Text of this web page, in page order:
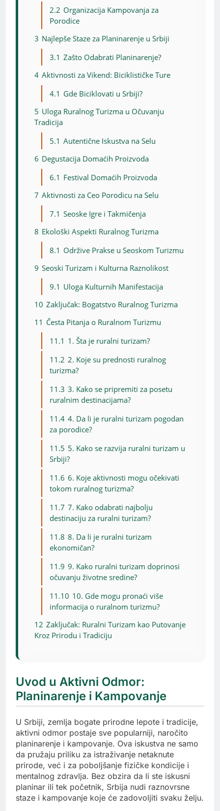
2.2 Organizacija Kampovanja za
Porodice
3 Najlepše Staze za Planinarenje u Srbiji
3.1 Zašto Odabrati Planinarenje?
4 Aktivnosti za Vikend: Biciklističke Ture
4.1 Gde Biciklovati u Srbiji?
5 Uloga Ruralnog Turizma u Očuvanju
Tradicija
5.1 Autentične Iskustva na Selu
6 Degustacija Domaćih Proizvoda
6.1 Festival Domaćih Proizvoda
7 Aktivnosti za Ceo Porodicu na Selu
7.1 Seoske Igre i Takmičenja
8 Ekološki Aspekti Ruralnog Turizma
8.1 Održive Prakse u Seoskom Turizmu
9 Seoski Turizam i Kulturna Raznolikost
9.1 Uloga Kulturnih Manifestacija
10 Zaključak: Bogatstvo Ruralnog Turizma
11 Česta Pitanja o Ruralnom Turizmu
11.1 1. Šta je ruralni turizam?
11.2 2. Koje su prednosti ruralnog
turizma?
11.3 3. Kako se pripremiti za posetu
ruralnim destinacijama?
11.4 4. Da li je ruralni turizam pogodan
za porodice?
11.5 5. Kako se razvija ruralni turizam u
Srbiji?
11.6 6. Koje aktivnosti mogu očekivati
tokom ruralnog turizma?
11.7 7. Kako odabrati najbolju
destinaciju za ruralni turizam?
11.8 8. Da li je ruralni turizam
ekonomičan?
11.9 9. Kako ruralni turizam doprinosi
očuvanju životne sredine?
11.10 10. Gde mogu pronaći više
informacija o ruralnom turizmu?
12 Zaključak: Ruralni Turizam kao Putovanje
Kroz Prirodu i Tradiciju
Uvod u Aktivni Odmor:
Planinarenje i Kampovanje
U Srbiji, zemlja bogate prirodne lepote i tradicije,
aktivni odmor postaje sve popularniji, naročito
planinarenje i kampovanje. Ova iskustva ne samo
da pružaju priliku za istraživanje netaknute
prirode, već i za poboljšanje fizičke kondicije i
mentalnog zdravlja. Bez obzira da li ste iskusni
planinar ili tek početnik, Srbija nudi raznovrsne
staze i kampovanje koje će zadovoljiti svaku želju.